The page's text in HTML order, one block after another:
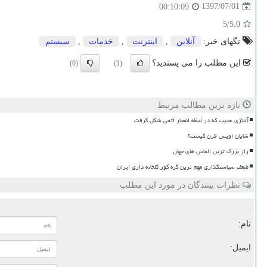
1397/07/01
00:10:09
5.0
/5
تگهای خبر:
آنلاین اینترنت خدمات سیستم
این مطلب را می پسندید؟ (1)
(0)
تازه ترین مطالب مرتبط
آلیاژی عجیب که در لحظه انفجار اتمی شکل گرفت
شایان اویس قرن کیست؟
راز بزرگ ترین الماس های جهان
ضعف سیاستگذاری مهم ترین گره کور گلخانه داری ایران
نظرات بینندگان در مورد این مطلب
نام:
ایمیل: